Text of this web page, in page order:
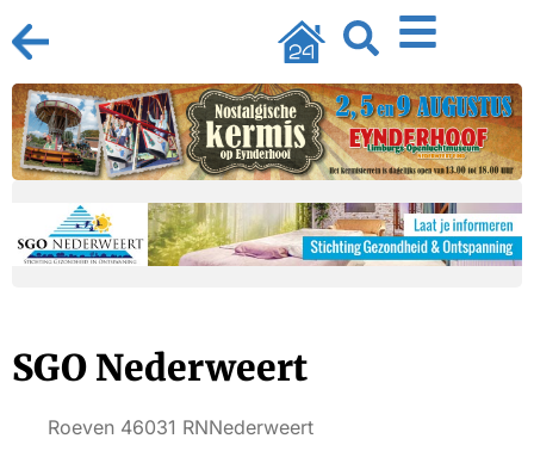
SGO Nederweert
Roeven 46031 RNNederweert